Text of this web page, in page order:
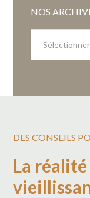
NOS
archives
DES CONSEILS
La